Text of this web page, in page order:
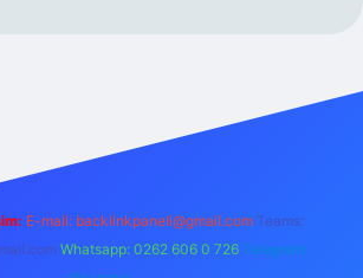
E-mail: backlinkpaneli@gmail.com Teams:
Whatsapp: 0262 606 0 726 Telegram: